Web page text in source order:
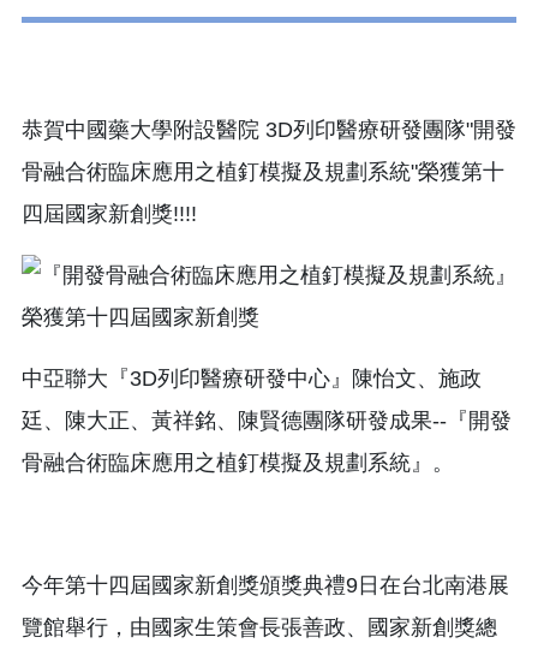
恭賀中國藥大學附設醫院 3D列印醫療研發團隊"開發
骨融合術臨床應用之植釘模擬及規劃系統"榮獲第十
四屆國家新創獎!!!!
中亞聯大『3D列印醫療研發中心』陳怡文、施政
廷、陳大正、黃祥銘、陳賢德團隊研發成果--『開發
骨融合術臨床應用之植釘模擬及規劃系統』。
今年第十四屆國家新創獎頒獎典禮9日在台北南港展
覽館舉行，由國家生策會長張善政、國家新創獎總